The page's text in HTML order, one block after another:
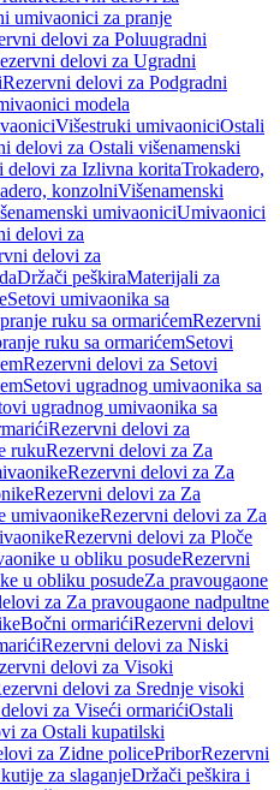
umivaonici za pranje
delovi za Poluugradni
delovi za Ugradni
Rezervni delovi za Podgradni
modela
Višestruki umivaoniciOstali
delovi za Ostali višenamenski
delovi za Izlivna koritaTrokadero,
konzolniVišenamenski
umivaoniciUmivaonici
delovi za
delovi za
Držači peškiraMaterijali za
Setovi umivaonika sa
ruku sa ormarićemRezervni
ruku sa ormarićemSetovi
Rezervni delovi za Setovi
Setovi ugradnog umivaonika sa
ugradnog umivaonika sa
Rezervni delovi za
rukuRezervni delovi za Za
Rezervni delovi za Za
Rezervni delovi za Za
umivaonikeRezervni delovi za Za
Rezervni delovi za Ploče
u obliku posudeRezervni
u obliku posudeZa pravougaone
za Za pravougaone nadpultne
Bočni ormarićiRezervni delovi
Rezervni delovi za Niski
delovi za Visoki
delovi za Srednje visoki
za Viseći ormarićiOstali
za Ostali kupatilski
za Zidne policePriborRezervni
za slaganjeDržači peškira i